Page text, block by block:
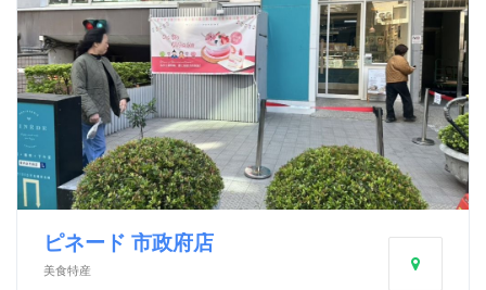
ピネード 市政府店
美食特産